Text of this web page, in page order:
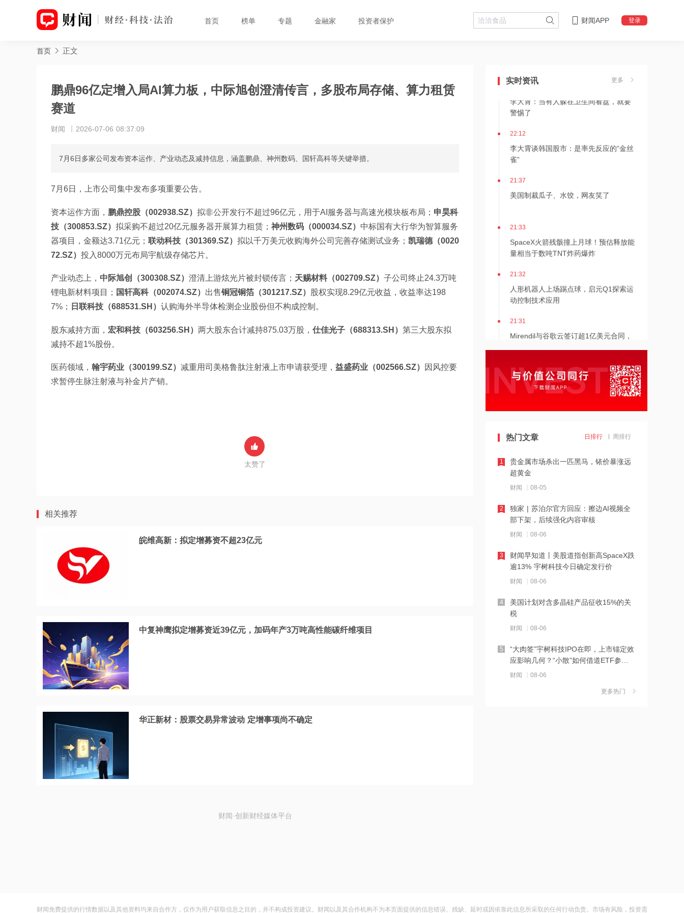
首页 榜单 专题 金融家 投资者保护 财闻APP 登录
首页 正文
鹏鼎96亿定增入局AI算力板，中际旭创澄清传言，多股布局存储、算力租赁
赛道
财闻 2026-07-06 08:37:09
7月6日多家公司发布资本运作、产业动态及减持信息，涵盖鹏鼎、神州数码、国轩高科等关键举措。
7月6日，上市公司集中发布多项重要公告。
资本运作方面， 鹏鼎控股（002938.SZ） 拟非公开发行不超过96亿元，用于AI服务器与高速光模块板布局； 申昊科
技（300853.SZ） 拟采购不超过20亿元服务器开展算力租赁； 神州数码（000034.SZ） 中标国有大行华为智算服务
器项目，金额达3.71亿元； 联动科技（301369.SZ） 拟以千万美元收购海外公司完善存储测试业务； 凯瑞德（0020
72.SZ） 投入8000万元布局宇航级存储芯片。
产业动态上， 中际旭创（300308.SZ） 澄清上游炫光片被封锁传言； 天赐材料（002709.SZ） 子公司终止24.3万吨
锂电新材料项目； 国轩高科（002074.SZ） 出售铜冠铜箔（301217.SZ）
股权实现8.29亿元收益，收益率达198
7%；
日联科技（688531.SH） 认购海外半导体检测企业股份但不构成控制。
股东减持方面， 宏和科技（603256.SH） 两大股东合计减持875.03万股， 仕佳光子（688313.SH） 第三大股东拟
减持不超1%股份。
医药领域， 翰宇药业（300199.SZ） 减重用司美格鲁肽注射液上市申请获受理， 益盛药业（002566.SZ）
因风控要
求暂停生脉注射液与补金片产销。
太赞了
相关推荐
皖维高新：拟定增募资不超23亿元
中复神鹰拟定增募资近39亿元，加码年产3万吨高性能碳纤维项目
华正新材：股票交易异常波动 定增事项尚不确定
财闻·创新财经媒体平台
实时资讯 更多
22:13
警惕了
22:12
李大霄谈韩国股市：是率先反应的“金丝
雀”
21:37
美国制裁瓜子、水饺，网友笑了
21:33
SpaceX火箭残骸撞上月球！预估释放能
量相当于数吨TNT炸药爆炸
21:32
人形机器人上场踢点球，启元Q1探索运
动控制技术应用
21:31
Mirendil与谷歌云签订超1亿美元合同，
依顿电子：拟与一元航天共同组建印制
电路板产业生态股权投资基金
21:29
级，目标价58.57港元
21:27
西部数据、闪迪、SK海力士盘前集体暴
跌！花旗、杰富瑞同日下调闪迪目标价
21:23
北证龙虎榜丨5股上榜，森合高科龙虎榜
净买入4653.21万元
21:18
台风“白海豚”逼近华东沿海 多部门会商
部署防汛防台风工作
21:17
摩根大通增持安井食品约4.91万股 每股
作价约72.97港元
21:16
摩根大通增持天岳先进27.46万股 每股
作价约57.71港元
在黎南部展开报复性空袭 打击真主党目
热门文章 日排行 周排行
贵金属市场杀出一匹黑马，铱价暴涨远
超黄金
财闻 08-05
1
独家 | 苏泊尔官方回应：擦边AI视频全
部下架，后续强化内容审核
财闻 08-06
2
财闻早知道丨美股道指创新高SpaceX跌
逾13% 宇树科技今日确定发行价
财闻 08-06
3
美国计划对含多晶硅产品征收15%的关
税
财闻 08-06
4
“大肉签”宇树科技IPO在即，上市锚定效
应影响几何？“小散”如何借道ETF参
与？
财闻 08-06
5
茉莉奶白陷降薪罗生门，当事人称：公
财闻 08-06
更多热门
财闻免费提供的行情数据以及其他资料均来自合作方，仅作为用户获取信息之目的，并不构成投资建议。财闻以及其合作机构不为本页面提供的信息错误、残缺、延时或因依靠此信息所采取的任何行动负责。市场有风险，投资需